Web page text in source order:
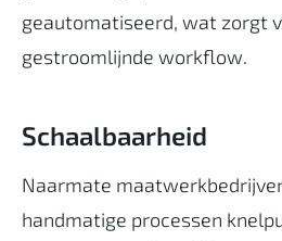
geautomatiseerd, wat zorgt
gestroomlijnde workflow.
Schaalbaarheid
Naarmate
handmatige processen